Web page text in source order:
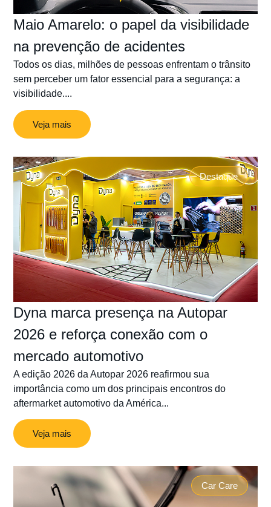
Maio Amarelo: o papel da visibilidade
na prevenção de acidentes
Todos os dias, milhões de pessoas enfrentam o trânsito
sem perceber um fator essencial para a segurança: a
visibilidade....
Veja mais
Destaque
Dyna marca presença na Autopar
2026 e reforça conexão com o
mercado automotivo
A edição 2026 da Autopar 2026 reafirmou sua
importância como um dos principais encontros do
aftermarket automotivo da América...
Veja mais
Car Care